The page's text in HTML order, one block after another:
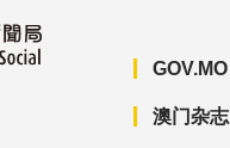
GOV.MO
澳门杂志